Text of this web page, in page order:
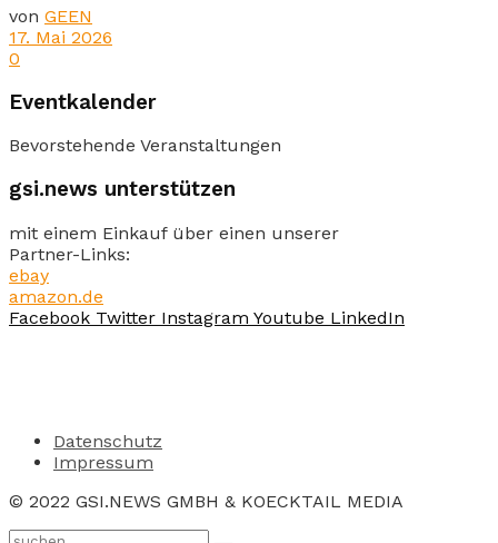
von GEEN
17. Mai 2026
0
Eventkalender
Bevorstehende Veranstaltungen
gsi.news unterstützen
mit einem Einkauf über einen unserer
Partner-Links:
ebay
amazon.de
Facebook Twitter Instagram Youtube LinkedIn
Datenschutz
Impressum
© 2022 GSI.NEWS GMBH & KOECKTAIL MEDIA